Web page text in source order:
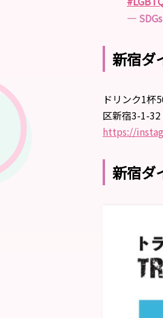
—
新宿ダ
ドリンク1杯
区新宿3-1-
https://
新宿ダ